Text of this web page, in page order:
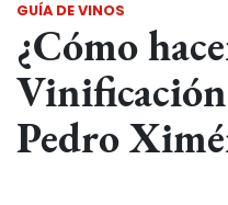
GUÍA DE VINOS
¿Cómo
Pedro